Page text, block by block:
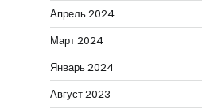
Апрель 2024
Март 2024
Январь 2024
Август 2023